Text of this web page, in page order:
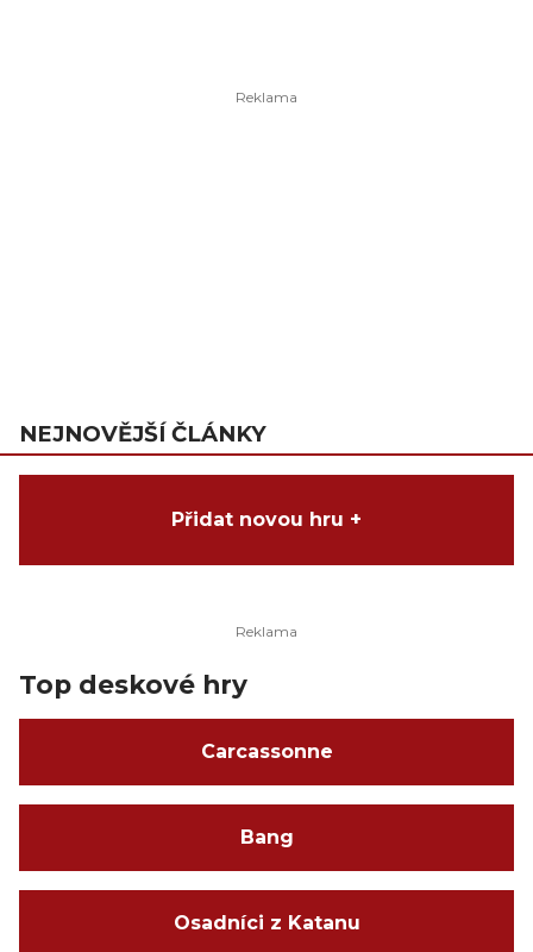
NEJNOVĚJŠÍ ČLÁNKY
Přidat novou hru +
Top deskové hry
Carcassonne
Bang
Osadníci z Katanu